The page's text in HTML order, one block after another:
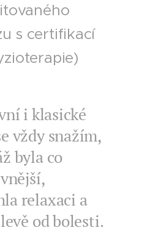
s certifikací
i klasické
vždy snažím,
byla co
relaxaci a
od bolesti.